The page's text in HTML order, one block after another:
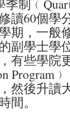
季制
讀60個學
期，一般
副學士學
有些學院
然後升讀
間。